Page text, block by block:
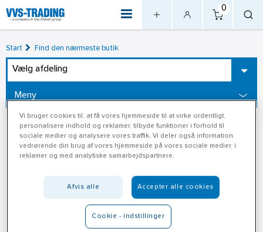
0
Start Find den nærmeste butik
Vælg afdeling
Meny
Vi bruger cookies til, at få vores hjemmeside til at virke ordentligt,
personalisere indhold og reklamer, tilbyde funktioner i forhold til
sociale medier og analysere vores traffik. Vi deler også information
vedrørende din brug af vores hjemmeside på vores sociale medier, i
reklamer og med analytiske samarbejdspartnere.
Afvis alle Accepter alle cookies
Cookie - indstillinger